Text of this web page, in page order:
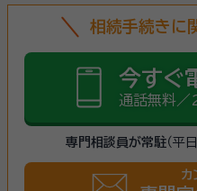
引き継ぐために必要な手続きです。
遺産分割協議、相続財産の名義変更
相続手続きに
今すぐ
通話無料
専門相談員が常駐（平
カ